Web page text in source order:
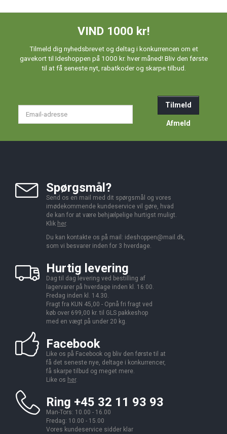
VIND 1000 kr!
Tilmeld dig nyhedsbrevet og deltag i konkurrencen om et
gavekort til Ideshoppen på 1000 kr. hver måned! Bliv den første
til at få seneste nyt, rabatkoder og skarpe tilbud.
Tilmeld
Afmeld
Spørgsmål?
Send os en mail med dit spørgsmål og vores
imødekommende kundeservice vil gøre, hvad
de kan for at være behjælpelige hurtigst muligt.
Klik her.
Du kan kontakte os på mail: ideshoppen@mail.dk,
som vi besvarer inden for 3 hverdage.
Hurtig levering
Dag til dag levering ved bestilling af
lagervarer på hverdage inden kl. 16.00.
Fredag inden kl. 14.30.
Fragt fra KUN 45,00 - Opnå fri fragt ved
køb over 699,00 kr. til GLS pakkeshop
med en vægt på under 20 kg.
Facebook
Like os på Facebook og bliv den første til at
få det seneste nye, deltage i konkurrencer,
få skarpe tilbud og meget mere.
Like os her.
Ring +45 32 11 93 93
Man-Tors: 10.00 - 16.00
Fredag: 10.00 - 15.00
Vores kundeservice sidder klar